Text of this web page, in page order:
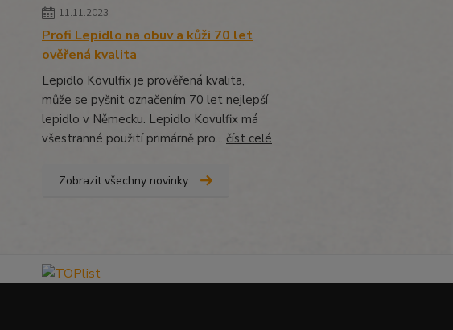
11.11.2023
Profi Lepidlo na obuv a kůži 70 let
ověřená kvalita
Lepidlo Kövulfix je prověřená kvalita,
může se pyšnit označením 70 let nejlepší
lepidlo v Německu. Lepidlo Kovulfix má
všestranné použití primárně pro... číst celé
Zobrazit všechny novinky